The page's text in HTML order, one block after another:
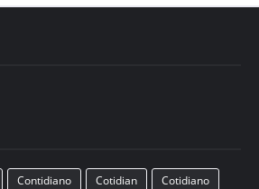
Contidiano Cotidian
Cotidiano